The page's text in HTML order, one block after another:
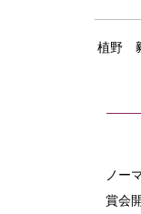
植野
ノー
賞会